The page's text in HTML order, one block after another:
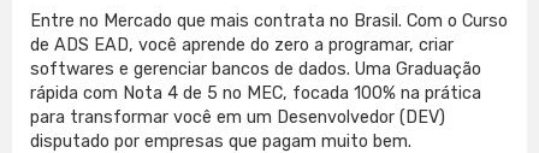
Entre no Mercado que mais contrata no Brasil. Com o Curso
de ADS EAD, você aprende do zero a programar, criar
softwares e gerenciar bancos de dados. Uma Graduação
rápida com Nota 4 de 5 no MEC, focada 100% na prática
para transformar você em um Desenvolvedor (DEV)
disputado por empresas que pagam muito bem.